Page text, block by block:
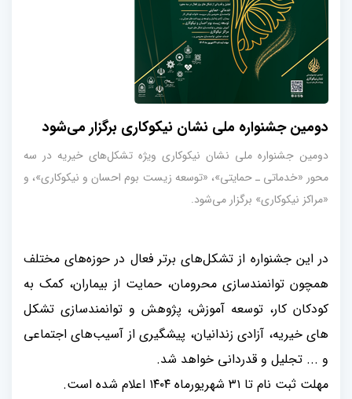
دومین جشنواره ملی نشان نیکوکاری برگزار می‌شود
دومین جشنواره ملی نشان نیکوکاری ویژه تشکل‌های خیریه در سه
محور «خدماتی ـ حمایتی»، «توسعه زیست بوم احسان و نیکوکاری»، و
«مراکز نیکوکاری» برگزار می‌شود.
در این جشنواره از تشکل‌های برتر فعال در حوزه‌های مختلف
همچون توانمندسازی محرومان، حمایت از بیماران، کمک به
کودکان کار، توسعه آموزش، پژوهش و توانمندسازی تشکل
های خیریه، آزادی زندانیان، پیشگیری از آسیب‌های اجتماعی
و ... تجلیل و قدردانی خواهد شد.
مهلت ثبت نام تا ۳۱ شهریورماه ۱۴۰۴ اعلام شده است.